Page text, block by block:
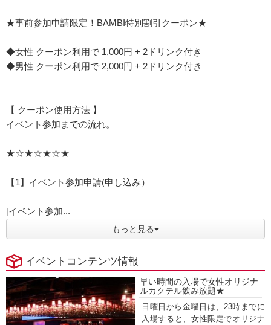
★事前参加申請限定！BAMBI特別割引クーポン★
◆女性 クーポン利用で 1,000円 + 2ドリンク付き
◆男性 クーポン利用で 2,000円 + 2ドリンク付き
【 クーポン使用方法 】
イベント参加までの流れ。
★☆★☆★☆★
【1】イベント参加申請(申し込み）
[イベント参加...
もっと見る
イベントコンテンツ情報
早い時間の入場で女性オリジナ
ルカクテル飲み放題★
日曜日から金曜日は、23時までに
入場すると、女性限定でオリジナ